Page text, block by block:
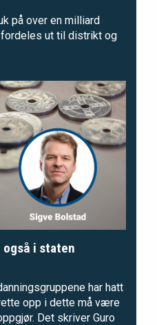
på over en milliard
fordeles ut til distrikt og
også i staten
har hatt
opp i dette må være
Det skriver Guro